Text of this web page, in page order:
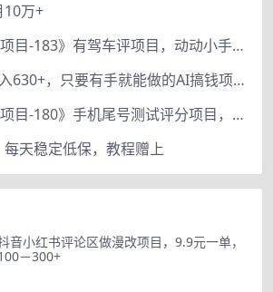
10万+
《188个赚钱项目-183》有驾车评项目，动动小手，复制粘贴赚44元！
上架2小时收入630+，只要有手就能做的AI搞钱项目，奶奶看完都能学会!
《188个赚钱项目-180》手机尾号测试评分项目，短视频直播日赚200+
天稳定低保，教程赠上
音小红书评论区做漫改项目，9.9元一单，
－300+